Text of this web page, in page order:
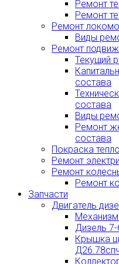
Ремонт
Ремонт
Ремонт
Виды
Ремонт
Текущий
состава
состава
Виды
Ремонт
состава
Покраска
Ремонт
Ремонт
Ремонт
Запчасти
Двигатель
Дизель
Крышка